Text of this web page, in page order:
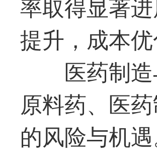
提升，成本
医药制
原料药、医
的风险与机